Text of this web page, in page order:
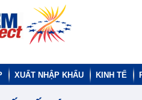
XUẤT NHẬP KHẨU KINH TẾ